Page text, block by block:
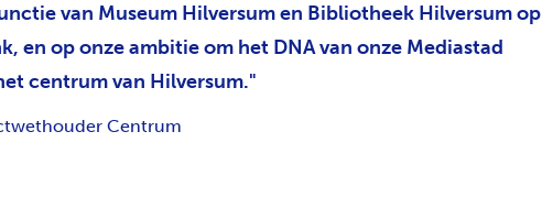
van Museum Hilversum en Bibliotheek Hilversum op
en op onze ambitie om het DNA van onze Mediastad
centrum van Hilversum.
Centrum